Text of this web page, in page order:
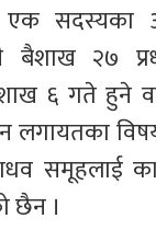
एक
२७
६ गते हुने
लगायतका
समूहलाई
छैन ।